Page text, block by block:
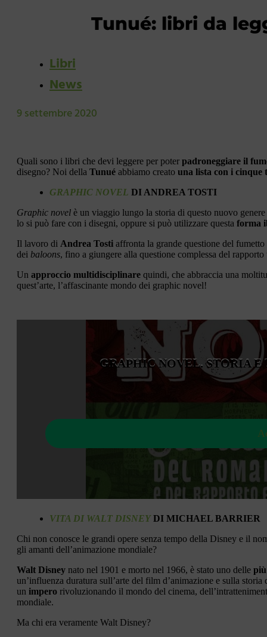
Tunué: libri da
Libri
News
9 settembre 2020
Quali sono i libri che devi leggere per poter padroneggiare il
disegno? Noi della Tunué abbiamo creato una lista con i cinque
GRAPHIC NOVEL DI ANDREA TOSTI
Graphic novel è un viaggio lungo la storia di questo nuovo
lo si può fare con i disegni, oppure si può utilizzare questa forma
Il lavoro di Andrea Tosti affronta la grande questione del
dei baloons, fino a giungere alla questione complessa del
Un approccio multidisciplinare quindi, che abbraccia una
quest’arte, l’affascinante mondo dei graphic novel!
GRAPHIC NOVEL. STORIA
VITA DI WALT DISNEY DI MICHAEL BARRIER
Chi non conosce le grandi opere senza tempo della Disney e il
gli amanti dell’animazione mondiale?
Walt Disney nato nel 1901 e morto nel 1966, è stato uno delle
un’influenza duratura sull’arte del film d’animazione e sulla
un impero rivoluzionando il mondo del cinema,
mondiale.
Ma chi era veramente Walt Disney?